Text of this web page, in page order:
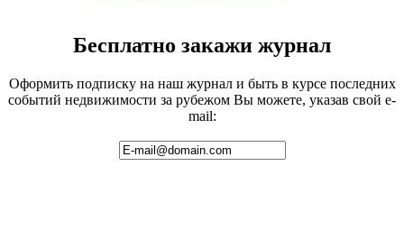
Бесплатно закажи журнал
Оформить подписку на наш журнал и быть в курсе последних
событий недвижимости за рубежом Вы можете, указав свой e-
mail: